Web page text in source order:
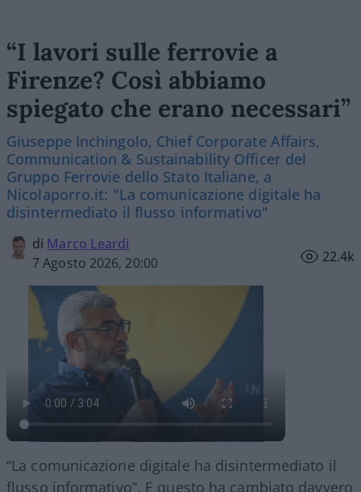
“I lavori sulle ferrovie a
Firenze? Così abbiamo
spiegato che erano necessari”
Giuseppe Inchingolo, Chief Corporate Affairs,
Communication & Sustainability Officer del
Gruppo Ferrovie dello Stato Italiane, a
Nicolaporro.it: "La comunicazione digitale ha
disintermediato il flusso informativo"
di Marco Leardi
7 Agosto 2026, 20:00
22.4k
“La comunicazione digitale ha disintermediato il
flusso informativo”. E questo ha cambiato davvero